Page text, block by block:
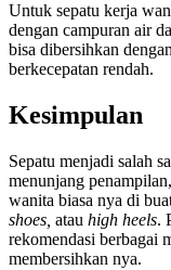
Untuk sepatu kerja
dengan campuran air
bisa dibersihkan
berkecepatan rendah.
Kesimpulan
Sepatu menjadi salah
menunjang
wanita biasa nya di
shoes, atau high heels.
rekomendasi berbagai
membersihkan nya.